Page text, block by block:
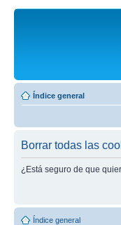
Índice general
Borrar todas las
¿Está seguro de que
Índice general